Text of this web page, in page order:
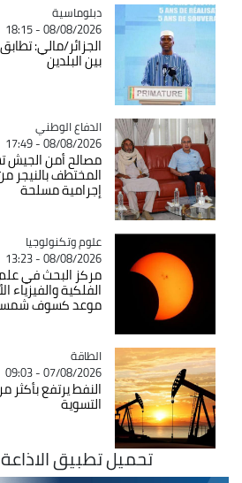
Catégorie
دبلوماسية
08/08/2026 - 18:15
الجزائر/مالي:
بين البلدين
Catégorie
الدفاع الوطني
08/08/2026 - 17:49
مصالح أمن الجيش
المختطف بالنيجر
إجرامية مسلحة
Catégorie
علوم وتكنولوجيا
08/08/2026 - 13:23
مركز البحث في علم
الفلكية والفيزياء
موعد كسوف شمسي
Catégorie
الطاقة
07/08/2026 - 09:03
التسوية
تحميل تطبيق الاذاعة